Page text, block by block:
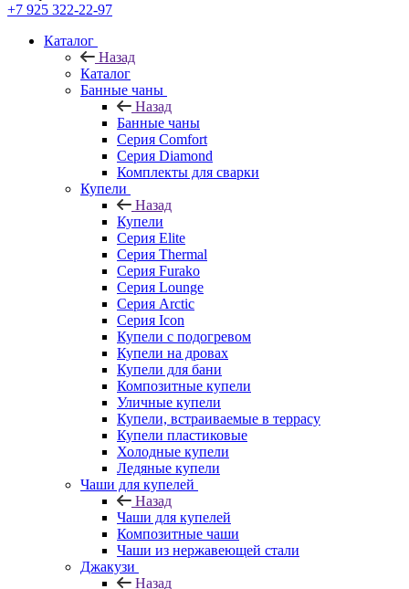
+7 925 322-22-97
Каталог
Назад
Каталог
Банные чаны
Назад
Банные чаны
Серия Comfort
Серия Diamond
Комплекты для сварки
Купели
Назад
Купели
Серия Elite
Серия Thermal
Серия Furako
Серия Lounge
Серия Arctic
Серия Icon
Купели с подогревом
Купели на дровах
Купели для бани
Композитные купели
Уличные купели
Купели, встраиваемые в террасу
Купели пластиковые
Холодные купели
Ледяные купели
Чаши для купелей
Назад
Чаши для купелей
Композитные чаши
Чаши из нержавеющей стали
Джакузи
Назад